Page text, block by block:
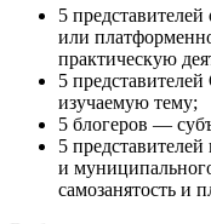
5
или
практическую
5
изучаемую тему;
5 блогеров —
5
и
самозанятость и